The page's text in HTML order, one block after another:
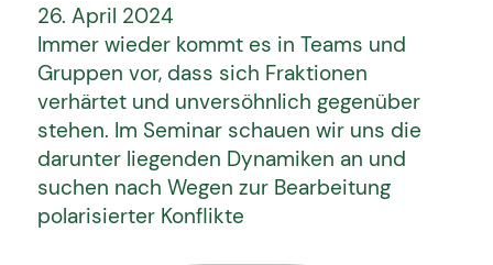
26. April 2024
Immer wieder kommt es in Teams und
Gruppen vor, dass sich Fraktionen
verhärtet und unversöhnlich gegenüber
stehen. Im Seminar schauen wir uns die
darunter liegenden Dynamiken an und
suchen nach Wegen zur Bearbeitung
polarisierter Konflikte